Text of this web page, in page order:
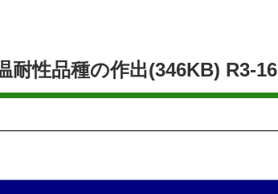
耐性品種の作出(346KB) R3-16